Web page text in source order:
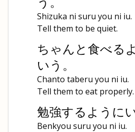
Shizuka ni suru you ni iu.
Tell them to be quiet.
ちゃんと食べる
いう。
Chanto taberu you ni iu.
Tell them to eat properly.
勉強するようにい
Benkyou suru you ni iu.